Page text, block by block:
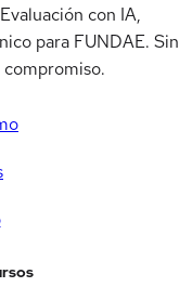
con IA,
para FUNDAE. Sin